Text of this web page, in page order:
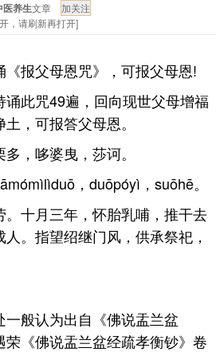
运说明
2025-10-12
医养生文章
，请刷新再打开]
报父母恩咒》，可报父母恩!
此咒49遍，回向现世父母增福
，可报答父母恩。
，哆婆曳，莎诃。
，duōpóyì，suōhē。
十月三年，怀胎乳哺，推干去
。指望绍继门风，供承祭祀，
般认为出自《佛说盂兰盆
《佛说盂兰盆经疏孝衡钞》卷